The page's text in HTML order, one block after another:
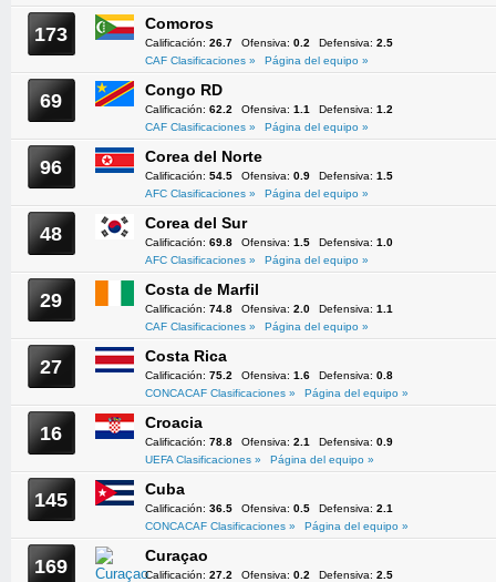
173 Comoros
Calificación: 26.7 Ofensiva: 0.2 Defensiva: 2.5
CAF Clasificaciones »
Página del equipo »
69 Congo RD
Calificación: 62.2 Ofensiva: 1.1 Defensiva: 1.2
CAF Clasificaciones »
Página del equipo »
96 Corea del Norte
Calificación: 54.5 Ofensiva: 0.9 Defensiva: 1.5
AFC Clasificaciones »
Página del equipo »
48 Corea del Sur
Calificación: 69.8 Ofensiva: 1.5 Defensiva: 1.0
AFC Clasificaciones »
Página del equipo »
29 Costa de Marfil
Calificación: 74.8 Ofensiva: 2.0 Defensiva: 1.1
CAF Clasificaciones »
Página del equipo »
27 Costa Rica
Calificación: 75.2 Ofensiva: 1.6 Defensiva: 0.8
CONCACAF Clasificaciones »
Página del equipo »
16 Croacia
Calificación: 78.8 Ofensiva: 2.1 Defensiva: 0.9
UEFA Clasificaciones »
Página del equipo »
145 Cuba
Calificación: 36.5 Ofensiva: 0.5 Defensiva: 2.1
CONCACAF Clasificaciones »
Página del equipo »
169 Curaçao
Calificación: 27.2 Ofensiva: 0.2 Defensiva: 2.5